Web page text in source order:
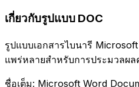
เกี่ยวกับรูปแบบ DOC
รูปแบบเอกสารไบนารี
แพร่หลายสำหรับการประมวลผล
ชื่อเต็ม: Microsoft Word